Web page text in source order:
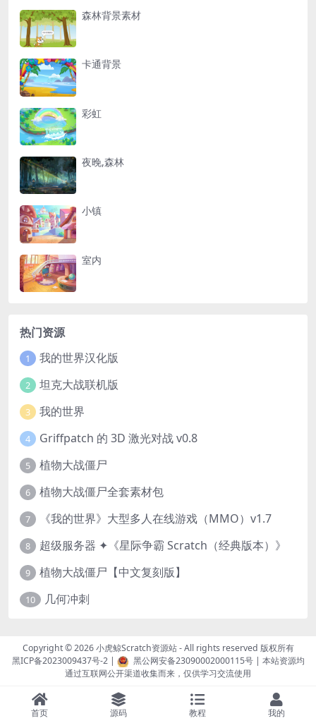
森林背景素材
卡通背景
彩虹
夜晚,森林
小镇
室内
热门资源
1 我的世界汉化版
2 坦克大战联机版
3 我的世界
4 Griffpatch 的 3D 激光对战 v0.8
5 植物大战僵尸
6 植物大战僵尸全套素材包
7 《我的世界》大型多人在线游戏（MMO）v1.7
8 超级服务器 ✦《星际争霸 Scratch（经典版本）》
9 植物大战僵尸【中文复刻版】
10 几何冲刺
Copyright © 2026小虎鲸Scratch资源站- All rights reserved 版权所有
黑ICP备2023009437号-2| 黑公网安备23090002000115号| 本站资源均
通过互联网公开渠道收集而来，仅供学习交流使用
首页 源码 教程 我的